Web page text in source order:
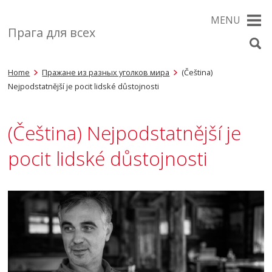
Прага для всех
MENU
Home Пражане из разных уголков мира
(Čeština)
Nejpodstatnější je pocit lidské důstojnosti
(Čeština) Nejpodstatnější je
pocit lidské důstojnosti